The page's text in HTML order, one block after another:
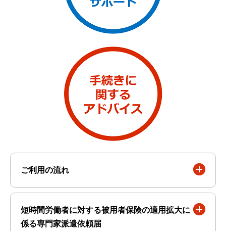
ご利用の流れ
短時間労働者に対する被用者保険の適用拡大に
係る専門家派遣依頼届